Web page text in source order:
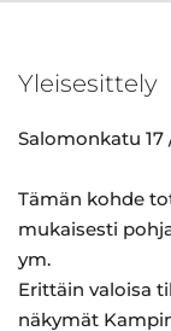
Yleisesittely
Salomonkatu 17
Tämän kohde
mukaisesti
ym.
Erittäin valoisa
näkymät